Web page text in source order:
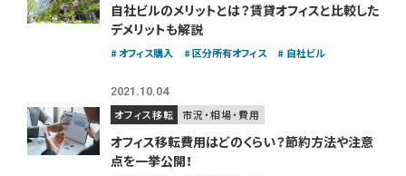
自社ビルのメリットとは？賃貸オフィスと比較した
デメリットも解説
オフィス購入 区分所有オフィス 自社ビル
2021.10.04
オフィス移転 市況・相場・費用
オフィス移転費用はどのくらい？節約方法や注意
点を一挙公開！